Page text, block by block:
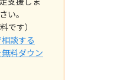
支援しま
い。
です）
談する
無料ダウン